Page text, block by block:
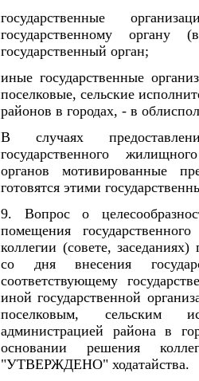
государственные
государственному
государственный орган;
иные государственные
поселковые, сельские
районов в городах, - в
В случаях
государственного
органов мотивированные
готовятся этими
9. Вопрос о
помещения
коллегии (совете,
со дня внесения
соответствующему
иной государственной
поселковым, сельским
администрацией района в
основании решения
"УТВЕРЖДЕНО" ходатайства.